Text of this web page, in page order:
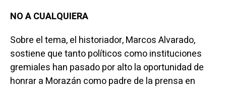
NO A CUALQUIERA
Sobre el tema, el historiador, Marcos Alvarado,
sostiene que tanto políticos como instituciones
gremiales han pasado por alto la oportunidad de
honrar a Morazán como padre de la prensa en